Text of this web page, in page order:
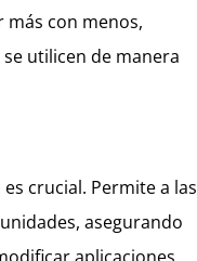
más con menos,
utilicen de manera
crucial. Permite a las
asegurando
aplicaciones